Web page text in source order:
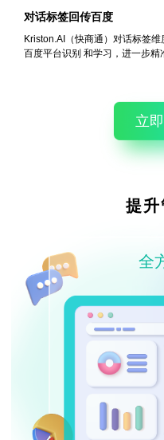
对话标签回传百度
Kriston.AI（快商通）对话标签
百度平台识别 和学习，进一步精
立
提升
全